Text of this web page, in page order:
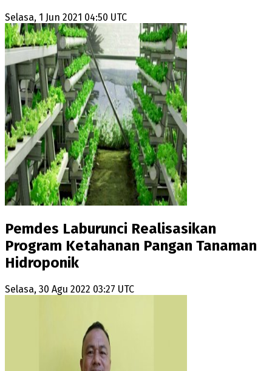
Selasa, 1 Jun 2021 04:50 UTC
Pemdes Laburunci Realisasikan
Program Ketahanan Pangan Tanaman
Hidroponik
Selasa, 30 Agu 2022 03:27 UTC